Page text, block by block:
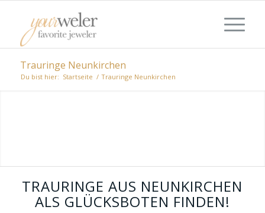
Trauringe Neunkirchen
Du bist hier: Startseite / Trauringe Neunkirchen
unterschiedlich orientierte Juweliere, die
stilvollen Rahmen bieten.
TRAURINGE AUS NEUNKIRCHEN
ALS GLÜCKSBOTEN FINDEN!